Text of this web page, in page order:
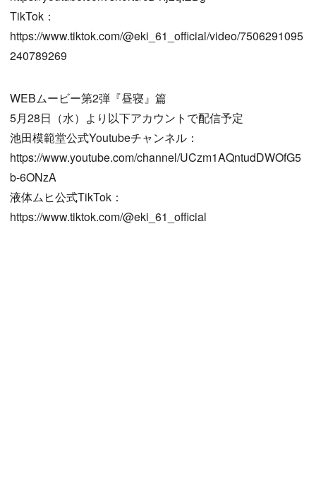
TikTok：
https://www.tiktok.com/@eki_61_official/video/7506291095
240789269
WEBムービー第2弾『昼寝』篇
5月28日（水）より以下アカウントで配信予定
池田模範堂公式Youtubeチャンネル：
https://www.youtube.com/channel/UCzm1AQntudDWOfG5
b-6ONzA
液体ムヒ公式TikTok：
https://www.tiktok.com/@eki_61_official